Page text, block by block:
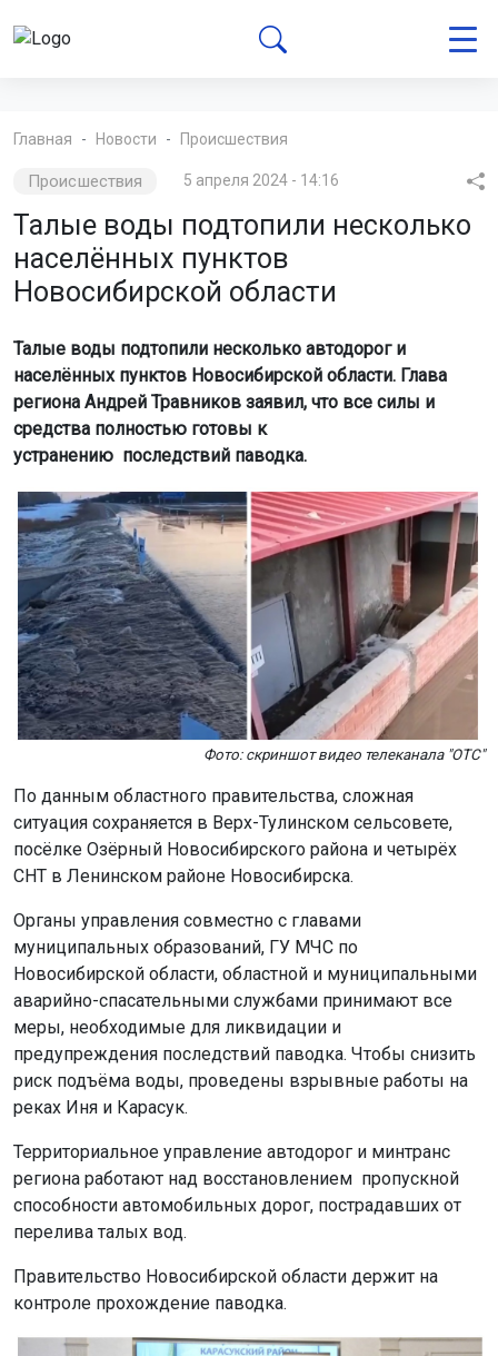
Главная Новости Происшествия
Происшествия 5 апреля 2024 - 14:16
Талые воды подтопили несколько
населённых пунктов
Новосибирской области
Талые воды подтопили несколько автодорог и
населённых пунктов Новосибирской области. Глава
региона Андрей Травников заявил, что все силы и
средства полностью готовы к
устранению последствий паводка.
Фото: скриншот видео телеканала "ОТС"
По данным областного правительства, сложная
ситуация сохраняется в Верх-Тулинском сельсовете,
посёлке Озёрный Новосибирского района и четырёх
СНТ в Ленинском районе Новосибирска.
Органы управления совместно с главами
муниципальных образований, ГУ МЧС по
Новосибирской области, областной и муниципальными
аварийно-спасательными службами принимают все
меры, необходимые для ликвидации и
предупреждения последствий паводка. Чтобы снизить
риск подъёма воды, проведены взрывные работы на
реках Иня и Карасук.
Территориальное управление автодорог и минтранс
региона работают над восстановлением пропускной
способности автомобильных дорог, пострадавших от
перелива талых вод.
Правительство Новосибирской области держит на
контроле прохождение паводка.